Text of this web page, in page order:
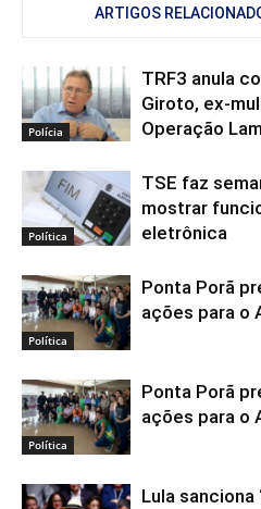
ARTIGOS
Polícia
TRF3 anula
Giroto, ex-
Operação
Política
TSE faz
mostrar
eletrônica
Política
Ponta Porã
ações para o
Política
Ponta Porã
ações para o
Lula sanciona